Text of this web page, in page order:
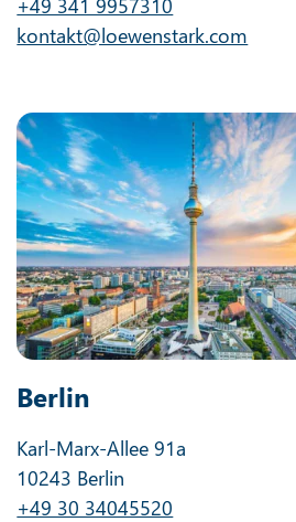
kontakt@loewenstark.com
Berlin
Karl-Marx-Allee 91a
10243 Berlin
+49 30 34045520